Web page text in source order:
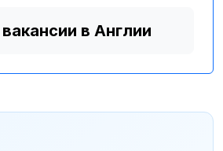
в Англии